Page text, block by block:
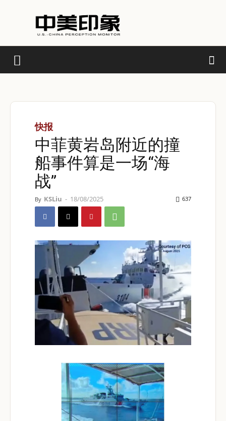
快报
中菲黄岩岛附近的撞
船事件算是一场“海
战”
By KSLiu - 18/08/2025 637